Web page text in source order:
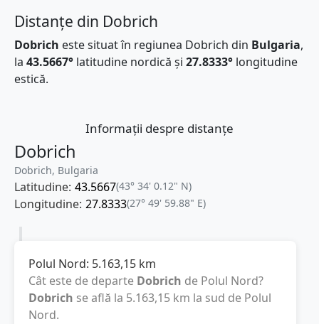
Distanțe din Dobrich
Dobrich este situat în regiunea Dobrich din Bulgaria,
la 43.5667° latitudine nordică și 27.8333° longitudine
estică.
Informații despre distanțe
Dobrich
Dobrich, Bulgaria
Latitudine: 43.5667(43° 34' 0.12" N)
Longitudine: 27.8333(27° 49' 59.88" E)
Polul Nord: 5.163,15 km
Cât este de departe Dobrich de Polul Nord?
Dobrich se află la 5.163,15 km la sud de Polul
Nord.